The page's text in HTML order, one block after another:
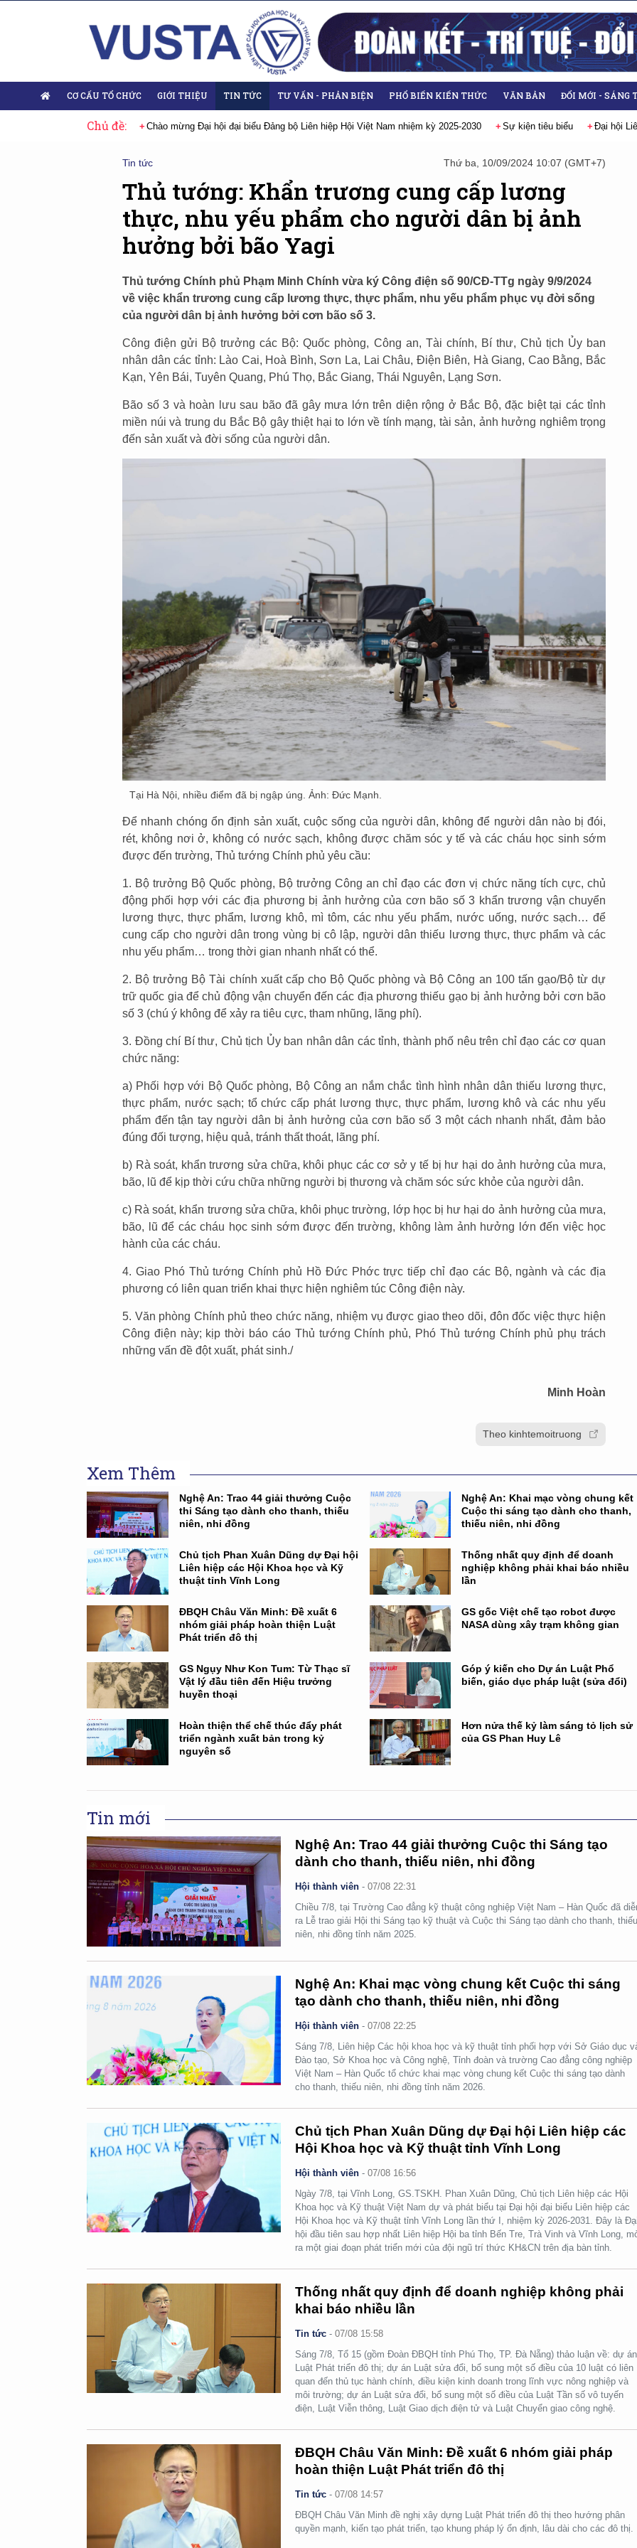
CƠ CẤU TỔ CHỨC GIỚI THIỆU TIN TỨC TƯ VẤN - PHẢN BIỆN PHỔ BIẾN KIẾN THỨC VĂN BẢN ĐỔI MỚI - SÁNG
Chủ đề:
Đảng bộ Liên hiệp Hội Việt Nam nhiệm kỳ 2025-2030 Sự kiện tiêu biểu Đại hội Liên hiệp các Hội Khoa học và Kỹ thuật Việt Nam lần thứ IX,
Tin tức Thứ ba, 10/09/2024 10:07 (GMT+7)
Thủ tướng: Khẩn trương cung cấp lương
thực, nhu yếu phẩm cho người dân bị ảnh
hưởng bởi bão Yagi
Thủ tướng Chính phủ Phạm Minh Chính vừa ký Công điện số 90/CĐ-TTg ngày 9/9/2024
về việc khẩn trương cung cấp lương thực, thực phẩm, nhu yếu phẩm phục vụ đời sống
của người dân bị ảnh hưởng bởi cơn bão số 3.
Công điện gửi Bộ trưởng các Bộ: Quốc phòng, Công an, Tài chính, Bí thư, Chủ tịch Ủy ban
nhân dân các tỉnh: Lào Cai, Hoà Bình, Sơn La, Lai Châu, Điện Biên, Hà Giang, Cao Bằng, Bắc
Kạn, Yên Bái, Tuyên Quang, Phú Thọ, Bắc Giang, Thái Nguyên, Lạng Sơn.
Bão số 3 và hoàn lưu sau bão đã gây mưa lớn trên diện rộng ở Bắc Bộ, đặc biệt tại các tỉnh
miền núi và trung du Bắc Bộ gây thiệt hại to lớn về tính mạng, tài sản, ảnh hưởng nghiêm trọng
đến sản xuất và đời sống của người dân.
Tại Hà Nội, nhiều điểm đã bị ngập úng. Ảnh: Đức Mạnh.
Để nhanh chóng ổn định sản xuất, cuộc sống của người dân, không để người dân nào bị đói,
rét, không nơi ở, không có nước sạch, không được chăm sóc y tế và các cháu học sinh sớm
được đến trường, Thủ tướng Chính phủ yêu cầu:
1. Bộ trưởng Bộ Quốc phòng, Bộ trưởng Công an chỉ đạo các đơn vị chức năng tích cực, chủ
động phối hợp với các địa phương bị ảnh hưởng của cơn bão số 3 khẩn trương vận chuyển
lương thực, thực phẩm, lương khô, mì tôm, các nhu yếu phẩm, nước uống, nước sạch… để
cung cấp cho người dân trong vùng bị cô lập, người dân thiếu lương thực, thực phẩm và các
nhu yếu phẩm… trong thời gian nhanh nhất có thể.
2. Bộ trưởng Bộ Tài chính xuất cấp cho Bộ Quốc phòng và Bộ Công an 100 tấn gạo/Bộ từ dự
trữ quốc gia để chủ động vận chuyển đến các địa phương thiếu gạo bị ảnh hưởng bởi cơn bão
số 3 (chú ý không để xảy ra tiêu cực, tham nhũng, lãng phí).
3. Đồng chí Bí thư, Chủ tịch Ủy ban nhân dân các tỉnh, thành phố nêu trên chỉ đạo các cơ quan
chức năng:
a) Phối hợp với Bộ Quốc phòng, Bộ Công an nắm chắc tình hình nhân dân thiếu lương thực,
thực phẩm, nước sạch; tổ chức cấp phát lương thực, thực phẩm, lương khô và các nhu yếu
phẩm đến tận tay người dân bị ảnh hưởng của cơn bão số 3 một cách nhanh nhất, đảm bảo
đúng đối tượng, hiệu quả, tránh thất thoát, lãng phí.
b) Rà soát, khẩn trương sửa chữa, khôi phục các cơ sở y tế bị hư hại do ảnh hưởng của mưa,
bão, lũ để kịp thời cứu chữa những người bị thương và chăm sóc sức khỏe của người dân.
c) Rà soát, khẩn trương sửa chữa, khôi phục trường, lớp học bị hư hại do ảnh hưởng của mưa,
bão, lũ để các cháu học sinh sớm được đến trường, không làm ảnh hưởng lớn đến việc học
hành của các cháu.
4. Giao Phó Thủ tướng Chính phủ Hồ Đức Phớc trực tiếp chỉ đạo các Bộ, ngành và các địa
phương có liên quan triển khai thực hiện nghiêm túc Công điện này.
5. Văn phòng Chính phủ theo chức năng, nhiệm vụ được giao theo dõi, đôn đốc việc thực hiện
Công điện này; kịp thời báo cáo Thủ tướng Chính phủ, Phó Thủ tướng Chính phủ phụ trách
những vấn đề đột xuất, phát sinh./
Minh Hoàn
Theo kinhtemoitruong
Xem Thêm
Nghệ An: Trao 44 giải thưởng Cuộc
thi Sáng tạo dành cho thanh, thiếu
niên, nhi đồng
Nghệ An: Khai mạc vòng chung kết
Cuộc thi sáng tạo dành cho thanh,
thiếu niên, nhi đồng
Chủ tịch Phan Xuân Dũng dự Đại hội
Liên hiệp các Hội Khoa học và Kỹ
thuật tỉnh Vĩnh Long
Thống nhất quy định để doanh
nghiệp không phải khai báo nhiều
lần
ĐBQH Châu Văn Minh: Đề xuất 6
nhóm giải pháp hoàn thiện Luật
Phát triển đô thị
GS gốc Việt chế tạo robot được
NASA dùng xây trạm không gian
GS Ngụy Như Kon Tum: Từ Thạc sĩ
Vật lý đầu tiên đến Hiệu trưởng
huyền thoại
Góp ý kiến cho Dự án Luật Phổ
biến, giáo dục pháp luật (sửa đổi)
Hoàn thiện thể chế thúc đẩy phát
triển ngành xuất bản trong kỷ
nguyên số
Hơn nửa thế kỷ làm sáng tỏ lịch sử
của GS Phan Huy Lê
Tin mới
Nghệ An: Trao 44 giải thưởng Cuộc thi Sáng tạo
dành cho thanh, thiếu niên, nhi đồng
Hội thành viên -07/08 22:31
Chiều 7/8, tại Trường Cao đẳng kỹ thuật công nghiệp Việt Nam – Hàn Quốc đã
ra Lễ trao giải Hội thi Sáng tạo kỹ thuật và Cuộc thi Sáng tạo dành cho thanh,
niên, nhi đồng tỉnh năm 2025.
Nghệ An: Khai mạc vòng chung kết Cuộc thi sáng
tạo dành cho thanh, thiếu niên, nhi đồng
Hội thành viên -07/08 22:25
Sáng 7/8, Liên hiệp Các hội khoa học và kỹ thuật tỉnh phối hợp với Sở Giáo dục
Đào tạo, Sở Khoa học và Công nghệ, Tỉnh đoàn và trường Cao đẳng công nghiệp
Việt Nam – Hàn Quốc tổ chức khai mạc vòng chung kết Cuộc thi sáng tạo dành
cho thanh, thiếu niên, nhi đồng tỉnh năm 2026.
Chủ tịch Phan Xuân Dũng dự Đại hội Liên hiệp các
Hội Khoa học và Kỹ thuật tỉnh Vĩnh Long
Hội thành viên -07/08 16:56
Ngày 7/8, tại Vĩnh Long, GS.TSKH. Phan Xuân Dũng, Chủ tịch Liên hiệp các Hội
Khoa học và Kỹ thuật Việt Nam dự và phát biểu tại Đại hội đại biểu Liên hiệp các
Hội Khoa học và Kỹ thuật tỉnh Vĩnh Long lần thứ I, nhiệm kỳ 2026-2031. Đây là
hội đầu tiên sau hợp nhất Liên hiệp Hội ba tỉnh Bến Tre, Trà Vinh và Vĩnh Long,
ra một giai đoạn phát triển mới của đội ngũ trí thức KH&CN trên địa bàn tỉnh.
Thống nhất quy định để doanh nghiệp không phải
khai báo nhiều lần
Tin tức -07/08 15:58
Sáng 7/8, Tổ 15 (gồm Đoàn ĐBQH tỉnh Phú Thọ, TP. Đà Nẵng) thảo luận về: dự án
Luật Phát triển đô thị; dự án Luật sửa đổi, bổ sung một số điều của 10 luật có liên
quan đến thủ tục hành chính, điều kiện kinh doanh trong lĩnh vực nông nghiệp và
môi trường; dự án Luật sửa đổi, bổ sung một số điều của Luật Tần số vô tuyến
điện, Luật Viễn thông, Luật Giao dịch điện tử và Luật Chuyển giao công nghệ.
ĐBQH Châu Văn Minh: Đề xuất 6 nhóm giải pháp
hoàn thiện Luật Phát triển đô thị
Tin tức -07/08 14:57
ĐBQH Châu Văn Minh đề nghị xây dựng Luật Phát triển đô thị theo hướng phân
quyền mạnh, kiến tạo phát triển, tạo khung pháp lý ổn định, lâu dài cho các đô thị.